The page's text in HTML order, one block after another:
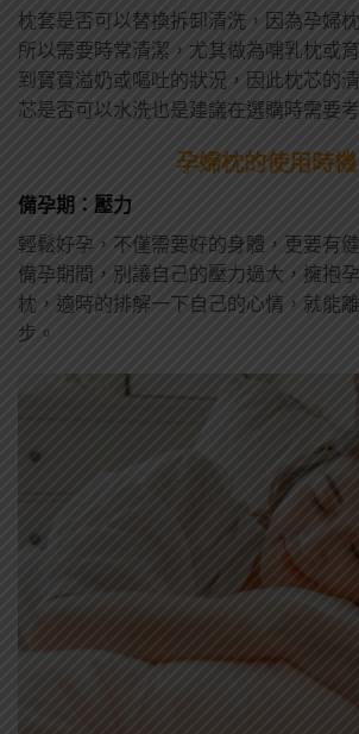
枕套是否可以替換拆卸清洗，因為孕婦
所以需要時常清潔，尤其做為哺乳枕或
到寶寶溢奶或嘔吐的狀況，因此枕芯的
芯是否可以水洗也是建議在選購時需要
孕婦枕的使用時機
備孕期：壓力
輕鬆好孕，不僅需要好的身體，更要有
備孕期間，別讓自己的壓力過大，擁抱
枕，適時的排解一下自己的心情，就能
步。